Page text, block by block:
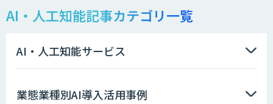
Docify（ドシファイ）
AI・人工知能記事カテゴリ一覧
AI・人工知能サービス
業態業種別AI導入活用事例